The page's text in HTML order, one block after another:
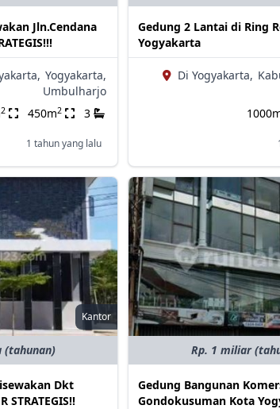
Jln.Cendana
Yogyakarta,
Umbulharjo
2 450m2 3
1 tahun yang lalu
Gedung 2 Lantai di Ring
Yogyakarta
Di Yogyakarta,
Kantor
(tahunan)
Dkt
STRATEGIS!!
Rp. 1 miliar
Gedung Bangunan
Gondokusuman Kota